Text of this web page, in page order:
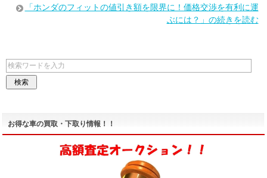
「ホンダのフィットの値引き額を限界に！価格交渉を有利に運
ぶには？」の続きを読む
お得な車の買取・下取り情報！！